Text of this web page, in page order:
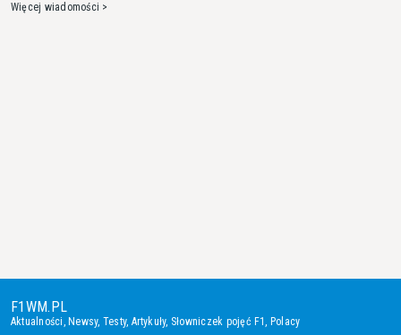
Więcej wiadomości >
F1WM.PL
Aktualności, Newsy, Testy, Artykuły, Słowniczek pojęć F1, Polacy